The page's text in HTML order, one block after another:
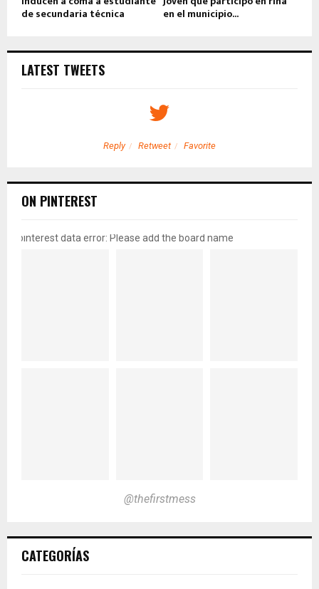
de secundaria técnica en el municipio...
LATEST TWEETS
Reply Retweet Favorite
ON PINTEREST
pinterest data error: Please add the board name
@thefirstmess
CATEGORÍAS